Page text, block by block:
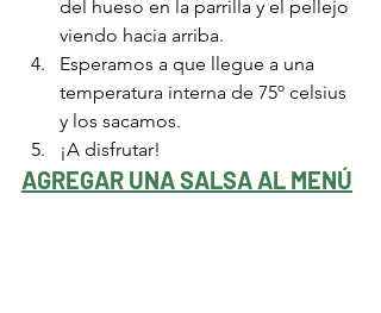
del hueso en la parrilla y el pellejo
viendo hacia arriba.
Esperamos a que llegue a una
temperatura interna de 75º celsius
y los sacamos.
¡A disfrutar!
AGREGAR UNA SALSA AL MENÚ